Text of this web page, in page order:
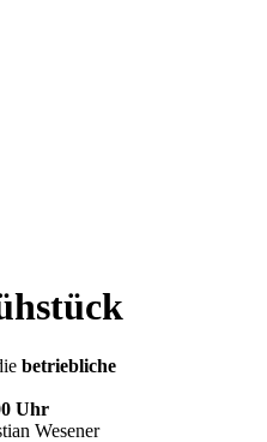
betriebliche
Uhr
Wesener